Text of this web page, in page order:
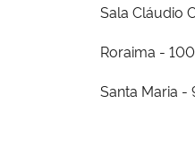
Sala Cláudio
Roraima -
Santa Maria -